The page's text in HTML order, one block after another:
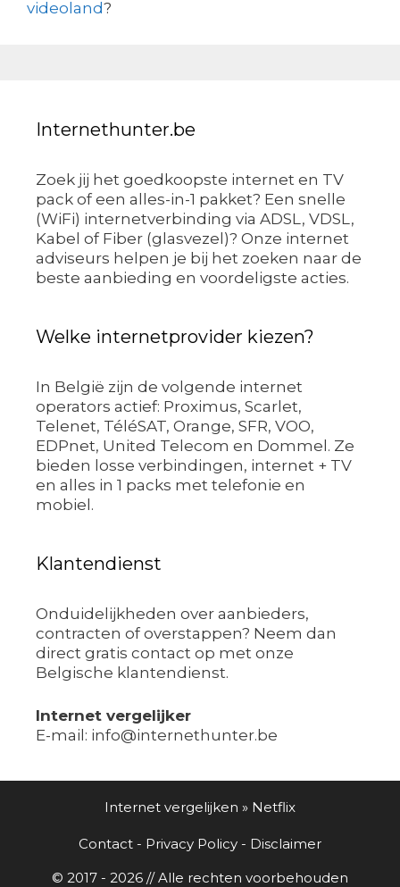
videoland?
Internethunter.be
Zoek jij het goedkoopste internet en TV
pack of een alles-in-1 pakket? Een snelle
(WiFi) internetverbinding via ADSL, VDSL,
Kabel of Fiber (glasvezel)? Onze internet
adviseurs helpen je bij het zoeken naar de
beste aanbieding en voordeligste acties.
Welke internetprovider kiezen?
In België zijn de volgende internet
operators actief: Proximus, Scarlet,
Telenet, TéléSAT, Orange, SFR, VOO,
EDPnet, United Telecom en Dommel. Ze
bieden losse verbindingen, internet + TV
en alles in 1 packs met telefonie en
mobiel.
Klantendienst
Onduidelijkheden over aanbieders,
contracten of overstappen? Neem dan
direct gratis contact op met onze
Belgische klantendienst.
Internet vergelijker
E-mail: info@internethunter.be
Internet vergelijken » Netflix
Contact - Privacy Policy - Disclaimer
© 2017 - 2026 // Alle rechten voorbehouden